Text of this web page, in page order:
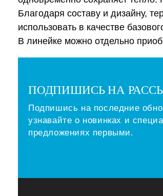
Благодаря составу и дизайну,
использовать в качестве
В линейке можно отдельно
ПОДПИШИСЬ НА
Подпишись на последние
узнавайте о новинках и
предложениях первыми.